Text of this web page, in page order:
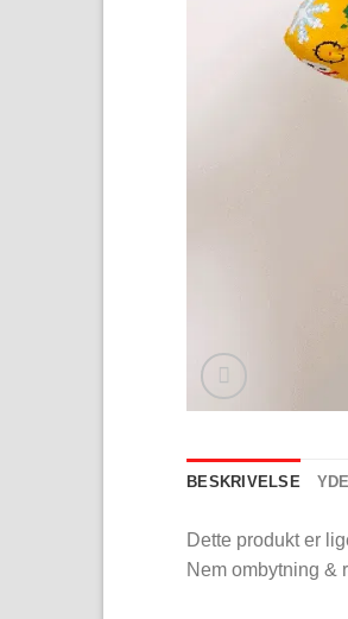
BESKRIVELSE
Dette produkt er
Nem ombytning &